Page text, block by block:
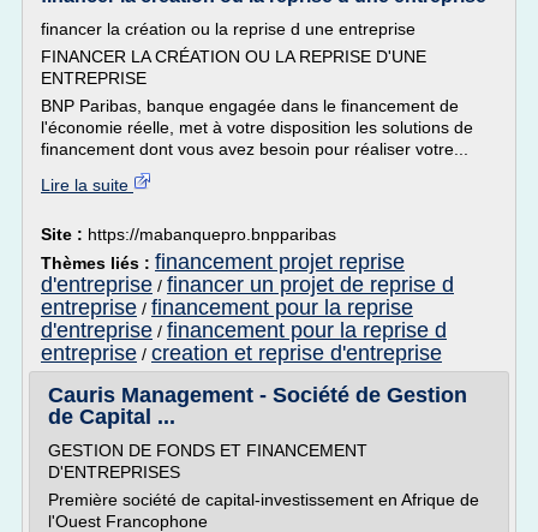
financer la création ou la reprise d une entreprise
FINANCER LA CRÉATION OU LA REPRISE D'UNE
ENTREPRISE
BNP Paribas, banque engagée dans le financement de
l'économie réelle, met à votre disposition les solutions de
financement dont vous avez besoin pour réaliser votre...
Lire la suite
Site : https://mabanquepro.bnpparibas
Thèmes liés : financement projet reprise
d'entreprise / financer un projet de reprise d
entreprise / financement pour la reprise
d'entreprise / financement pour la reprise d
entreprise / creation et reprise d'entreprise
Cauris Management - Société de Gestion
de Capital ...
GESTION DE FONDS ET FINANCEMENT
D'ENTREPRISES
Première société de capital-investissement en Afrique de
l'Ouest Francophone